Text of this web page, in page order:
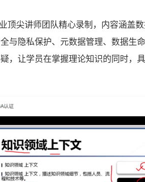
顶尖讲师团队精心录制，内容涵盖
与隐私保护、元数据管理、数据生
，让学员在掌握理论知识的同时，